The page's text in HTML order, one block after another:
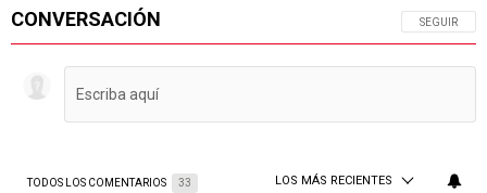
CONVERSACIÓN SIGA ESTA
SEGUIR
TODOS LOS COMENTARIOS 33 LOS MÁS RECIENTES